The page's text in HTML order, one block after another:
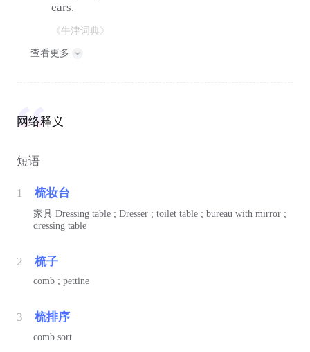
ears.
《牛津词典》
查看更多
网络释义
短语
1 梳妆台
家具 Dressing table ; Dresser ; toilet table ; bureau with mirror ;
dressing table
2 梳子
comb ; pettine
3 梳排序
comb sort